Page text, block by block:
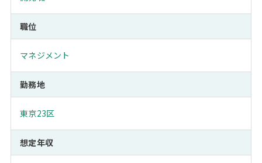
職位
マネジメント
勤務地
東京23区
想定年収